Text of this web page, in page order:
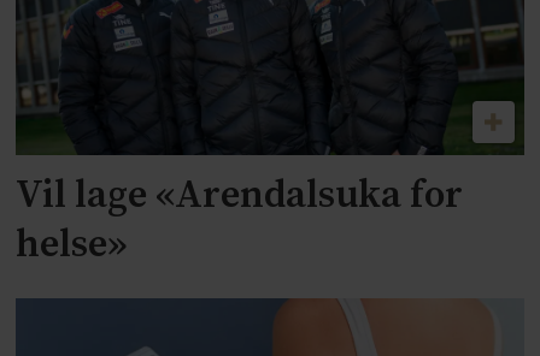
Vil lage «Arendalsuka for
helse»